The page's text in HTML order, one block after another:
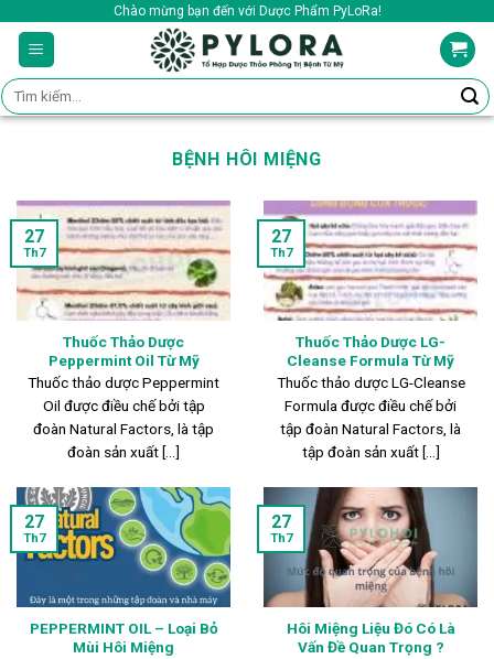
content
Chào mừng bạn đến với Dược Phẩm PyLoRa!
Tìm
kiếm:
BỆNH HÔI MIỆNG
Thuốc Thảo Dược
Peppermint Oil Từ Mỹ
Thuốc thảo dược Peppermint
Oil được điều chế bởi tập
đoàn Natural Factors, là tập
đoàn sản xuất [...]
27
Th7
Thuốc Thảo Dược LG-
Cleanse Formula Từ Mỹ
Thuốc thảo dược LG-Cleanse
Formula được điều chế bởi
tập đoàn Natural Factors, là
tập đoàn sản xuất [...]
27
Th7
PEPPERMINT OIL – Loại Bỏ
Mùi Hôi Miệng
27
Th7
Hôi Miệng Liệu Đó Có Là
Vấn Đề Quan Trọng ?
27
Th7